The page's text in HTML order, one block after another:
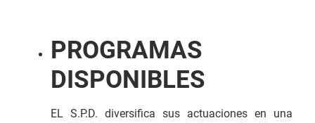
PROGRAMAS
DISPONIBLES
EL S.P.D. diversifica sus actuaciones en una